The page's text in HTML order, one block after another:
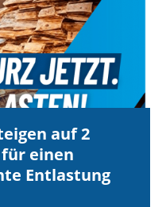
auf 2
einen
Entlastung